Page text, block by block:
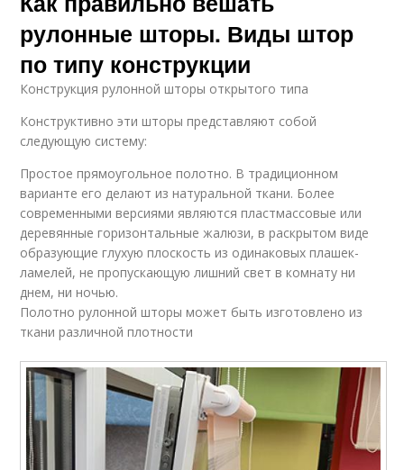
рулонные шторы. Виды штор
по типу конструкции
Конструкция рулонной шторы открытого типа
Конструктивно эти шторы представляют собой
следующую систему:
Простое прямоугольное полотно. В традиционном
варианте его делают из натуральной ткани. Более
современными версиями являются пластмассовые или
деревянные горизонтальные жалюзи, в раскрытом виде
образующие глухую плоскость из одинаковых плашек-
ламелей, не пропускающую лишний свет в комнату ни
днем, ни ночью.
Полотно рулонной шторы может быть изготовлено из
ткани различной плотности